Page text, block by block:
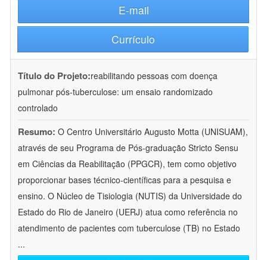
E-mail
Currículo
Título do Projeto:reabilitando pessoas com doença
pulmonar pós-tuberculose: um ensaio randomizado
controlado
Resumo: O Centro Universitário Augusto Motta (UNISUAM),
através de seu Programa de Pós-graduação Stricto Sensu
em Ciências da Reabilitação (PPGCR), tem como objetivo
proporcionar bases técnico-científicas para a pesquisa e
ensino. O Núcleo de Tisiologia (NUTIS) da Universidade do
Estado do Rio de Janeiro (UERJ) atua como referência no
atendimento de pacientes com tuberculose (TB) no Estado
...